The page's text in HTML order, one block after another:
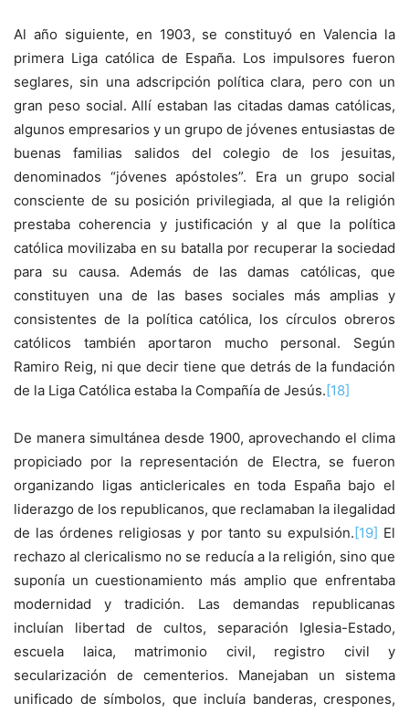
Al año siguiente, en 1903, se constituyó en Valencia la
primera Liga católica de España. Los impulsores fueron
seglares, sin una adscripción política clara, pero con un
gran peso social. Allí estaban las citadas damas católicas,
algunos empresarios y un grupo de jóvenes entusiastas de
buenas familias salidos del colegio de los jesuitas,
denominados “jóvenes apóstoles”. Era un grupo social
consciente de su posición privilegiada, al que la religión
prestaba coherencia y justificación y al que la política
católica movilizaba en su batalla por recuperar la sociedad
para su causa. Además de las damas católicas, que
constituyen una de las bases sociales más amplias y
consistentes de la política católica, los círculos obreros
católicos también aportaron mucho personal. Según
Ramiro Reig, ni que decir tiene que detrás de la fundación
de la Liga Católica estaba la Compañía de Jesús.[18]
De manera simultánea desde 1900, aprovechando el clima
propiciado por la representación de Electra, se fueron
organizando ligas anticlericales en toda España bajo el
liderazgo de los republicanos, que reclamaban la ilegalidad
de las órdenes religiosas y por tanto su expulsión.[19] El
rechazo al clericalismo no se reducía a la religión, sino que
suponía un cuestionamiento más amplio que enfrentaba
modernidad y tradición. Las demandas republicanas
incluían libertad de cultos, separación Iglesia-Estado,
escuela laica, matrimonio civil, registro civil y
secularización de cementerios. Manejaban un sistema
unificado de símbolos, que incluía banderas, crespones,